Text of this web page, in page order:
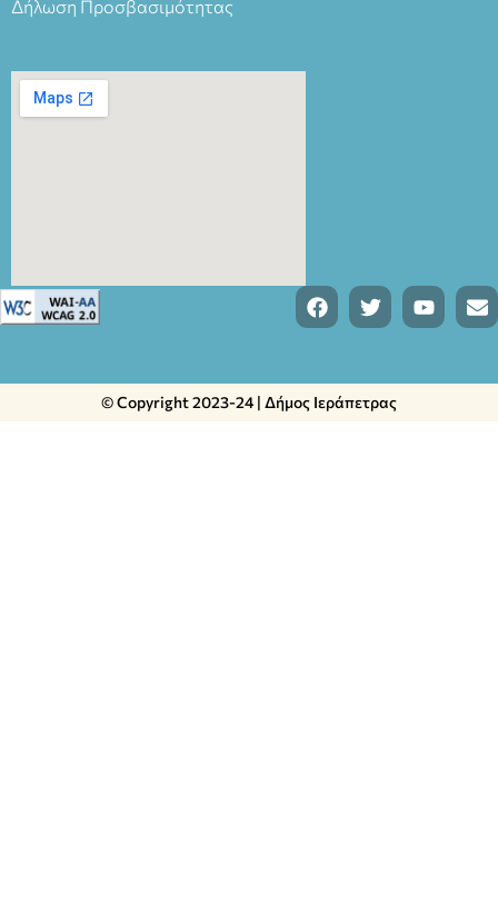
Δήλωση Προσβασιμότητας
© Copyright 2023-24 | Δήμος Ιεράπετρας